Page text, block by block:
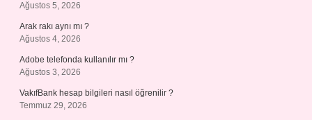
Ağustos 5, 2026
Arak rakı aynı mı ?
Ağustos 4, 2026
Adobe telefonda kullanılır mı ?
Ağustos 3, 2026
VakıfBank hesap bilgileri nasıl öğrenilir ?
Temmuz 29, 2026